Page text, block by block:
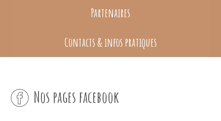
Partenaires
Contacts & infos pratiques
Nos pages facebook